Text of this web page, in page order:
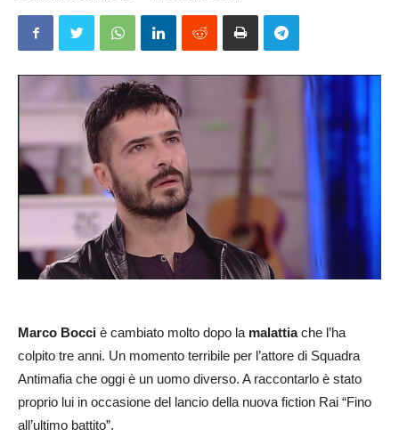
Marco Bocci è cambiato molto dopo la malattiache l’ha
colpito tre anni. Un momento terribile per l’attore di Squadra
Antimafia che oggi è un uomo diverso. A raccontarlo è stato
proprio lui in occasione del lancio della nuova fiction Rai “Fino
all’ultimo battito”.